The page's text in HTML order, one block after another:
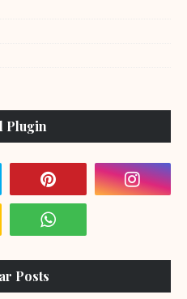
Plugin
Posts